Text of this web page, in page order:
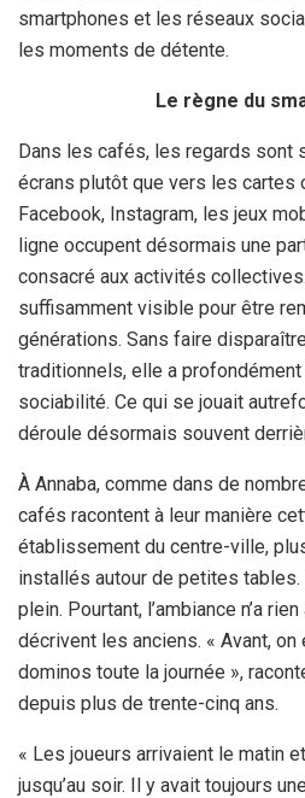
smartphones et les réseaux
les moments de détente.
Le règne du
Dans les cafés, les regards sont
écrans plutôt que vers les cartes
Facebook, Instagram, les jeux
ligne occupent désormais une
consacré aux activités
suffisamment visible pour être
générations. Sans faire
traditionnels, elle a
sociabilité. Ce qui se jouait
déroule désormais souvent
À Annaba, comme dans de
cafés racontent à leur manière
établissement du centre-ville,
installés autour de petites
plein. Pourtant, l’ambiance n’a
décrivent les anciens. « Avant,
dominos toute la journée »,
depuis plus de trente-cinq ans.
« Les joueurs arrivaient le matin
jusqu’au soir. Il y avait toujours